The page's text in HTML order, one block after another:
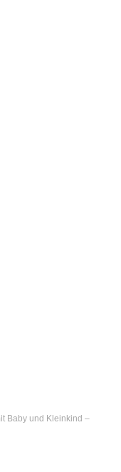
Baby und Kleinkind –